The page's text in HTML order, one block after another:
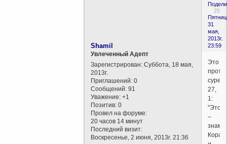
25
31
мая,
2013г.
23:59
Shamil
Увлеченный Адепт
Зарегистрирован: Суббота, 18 мая,
2013г.
Приглашений: 0
Сообщений: 91
Уважение: +1
Позитив: 0
Провел на форуме:
20 часов 14 минут
Последний визит:
Воскресенье, 2 июня, 2013г. 21:36
Это
суре
27,
1:
"Это
–